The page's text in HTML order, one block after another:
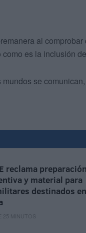
al
es la inclusión
se
reclama preparación
y material para
destinados en
25 MINUTOS